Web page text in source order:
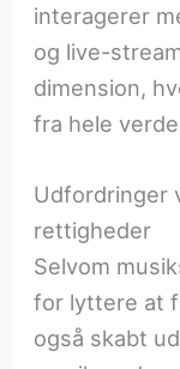
interagerer
og live-
dimension,
fra hele
Udfordringer
rettigheder
Selvom
for lyttere at
også skabt